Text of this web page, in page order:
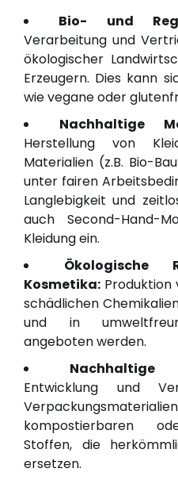
Bio- und
Verarbeitung und
ökologischer
Erzeugern. Dies kann
wie vegane oder
Nachhaltige
Herstellung von
Materialien (z.B. Bio-
unter fairen
Langlebigkeit und
auch Second-Hand-
Kleidung ein.
Ökologische
Kosmetika: Produktion
schädlichen
und in
angeboten werden.
Nachhaltige
Entwicklung und
kompostierbaren
Stoffen, die
ersetzen.